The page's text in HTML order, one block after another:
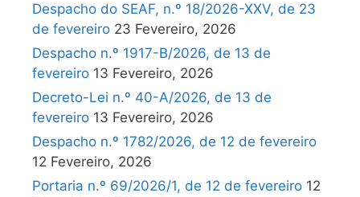
Despacho do SEAF, n.º 18/2026-XXV, de 23
de fevereiro 23 Fevereiro, 2026
Despacho n.º 1917-B/2026, de 13 de
fevereiro 13 Fevereiro, 2026
Decreto-Lei n.º 40-A/2026, de 13 de
fevereiro 13 Fevereiro, 2026
Despacho n.º 1782/2026, de 12 de fevereiro
12 Fevereiro, 2026
Portaria n.º 69/2026/1, de 12 de fevereiro 12